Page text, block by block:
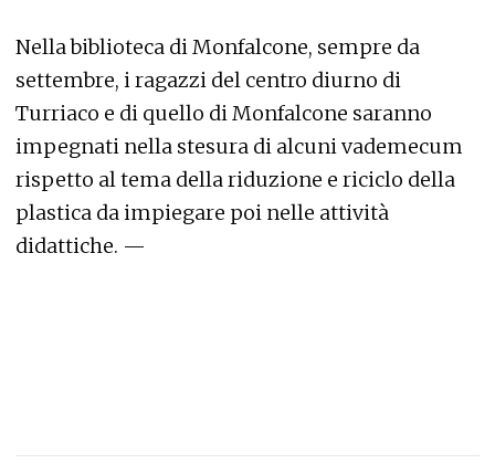
Nella biblioteca di Monfalcone, sempre da
settembre, i ragazzi del centro diurno di
Turriaco e di quello di Monfalcone saranno
impegnati nella stesura di alcuni vademecum
rispetto al tema della riduzione e riciclo della
plastica da impiegare poi nelle attività
didattiche. —